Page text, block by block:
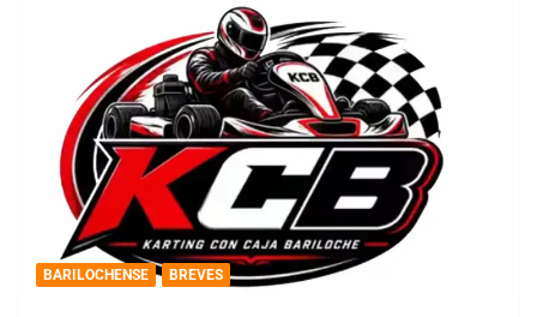
BARILOCHENSE BREVES